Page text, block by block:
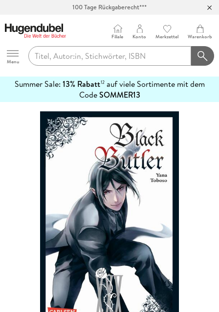
100 Tage Rückgaberecht***
Hugendubel
Menu
Filiale Konto Merkzettel Warenkorb
Summer Sale: 13% Rabatt12auf viele Sortimente mit dem
CodeSOMMER13
erfahren